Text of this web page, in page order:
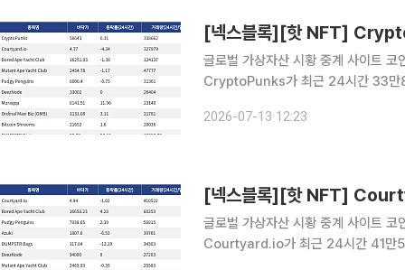
글로벌 가상자산 시황 중계 사이트
CryptoPunks가 최근 24시간 33만
거래량 32만7979달러를 기록하며
2026-07-13 12:23
글로벌 가상자산 시황 중계 사이트
Courtyard.io가 최근 24시간 41만